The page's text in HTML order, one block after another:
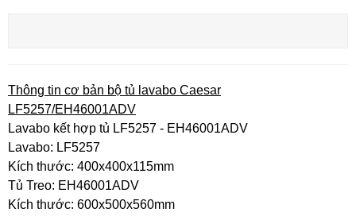
Thông tin cơ bản bộ tủ lavabo Caesar
LF5257/EH46001ADV
Lavabo kết hợp tủ LF5257 - EH46001ADV
Lavabo: LF5257
Kích thước: 400x400x115mm
Tủ Treo: EH46001ADV
Kích thước: 600x500x560mm